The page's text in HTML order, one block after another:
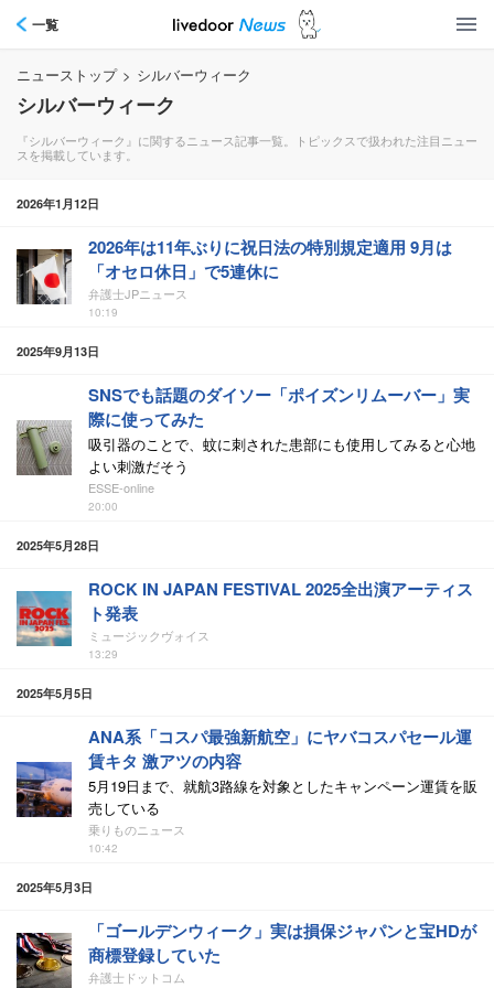
一覧
ニューストップ > シルバーウィーク
シルバーウィーク
『シルバーウィーク』に関するニュース記事一覧。トピックスで扱われた注目ニュー
スを掲載しています。
2026年1月12日
2026年は11年ぶりに祝日法の特別規定適用 9月は
「オセロ休日」で5連休に
弁護士JPニュース
10:19
2025年9月13日
SNSでも話題のダイソー「ポイズンリムーバー」実
際に使ってみた
吸引器のことで、蚊に刺された患部にも使用してみると心地
よい刺激だそう
ESSE-online
20:00
2025年5月28日
ROCK IN JAPAN FESTIVAL 2025全出演アーティス
ト発表
ミュージックヴォイス
13:29
2025年5月5日
ANA系「コスパ最強新航空」にヤバコスパセール運
賃キタ 激アツの内容
5月19日まで、就航3路線を対象としたキャンペーン運賃を販
売している
乗りものニュース
10:42
2025年5月3日
「ゴールデンウィーク」実は損保ジャパンと宝HDが
商標登録していた
弁護士ドットコム